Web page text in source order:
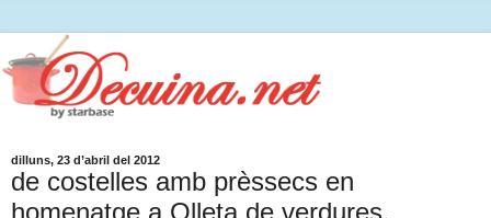
dilluns, 23 d’abril del 2012
de costelles amb prèssecs en
homenatge a Olleta de verdures.